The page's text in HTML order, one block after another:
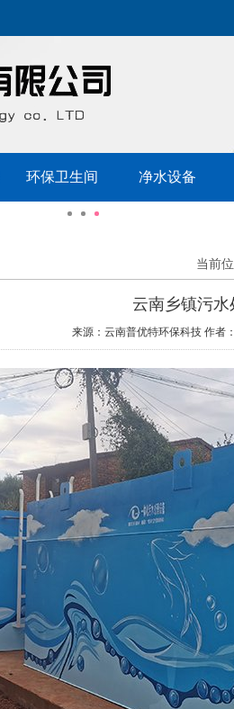
环保卫生间 净水设备
当前位
云南乡镇污水
来源：云南普优特环保科技 作者